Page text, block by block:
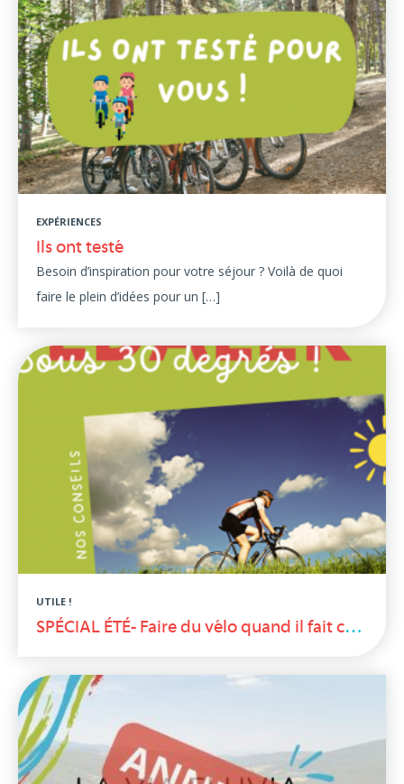
EXPÉRIENCES
Ils ont testé
Besoin d’inspiration pour votre séjour ? Voilà de quoi
faire le plein d’idées pour un […]
UTILE !
SPÉCIAL ÉTÉ- Faire du vélo quand il fait chaud ☼